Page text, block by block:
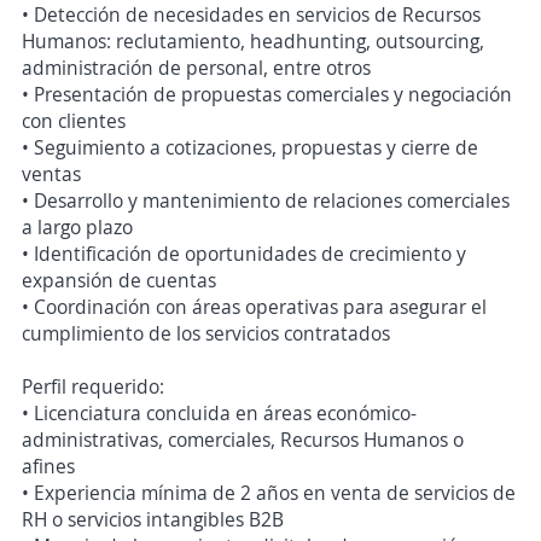
• Detección de necesidades en servicios de Recursos
Humanos: reclutamiento, headhunting, outsourcing,
administración de personal, entre otros
• Presentación de propuestas comerciales y negociación
con clientes
• Seguimiento a cotizaciones, propuestas y cierre de
ventas
• Desarrollo y mantenimiento de relaciones comerciales
a largo plazo
• Identificación de oportunidades de crecimiento y
expansión de cuentas
• Coordinación con áreas operativas para asegurar el
cumplimiento de los servicios contratados
Perfil requerido:
• Licenciatura concluida en áreas económico-
administrativas, comerciales, Recursos Humanos o
afines
• Experiencia mínima de 2 años en venta de servicios de
RH o servicios intangibles B2B